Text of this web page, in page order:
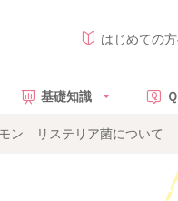
はじめての
基礎知識
ン リステリア菌について